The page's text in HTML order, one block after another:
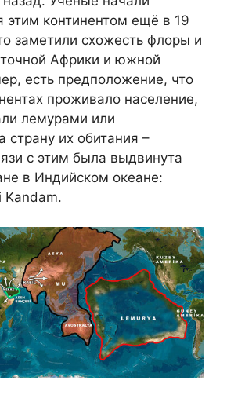
этим континентом ещё в 19
заметили схожесть флоры и
Африки и южной
есть предположение, что
проживало население,
лемурами или
страну их обитания –
с этим была выдвинута
в Индийском океане:
Kandam.